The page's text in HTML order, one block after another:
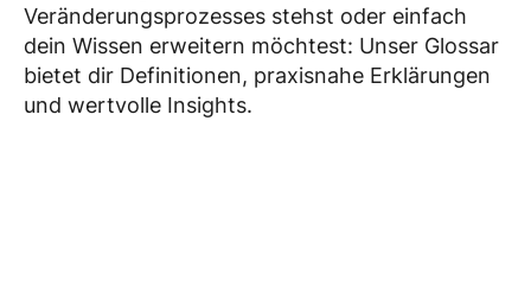
Veränderungsprozesses stehst oder einfach
dein Wissen erweitern möchtest: Unser Glossar
bietet dir Definitionen, praxisnahe Erklärungen
und wertvolle Insights.